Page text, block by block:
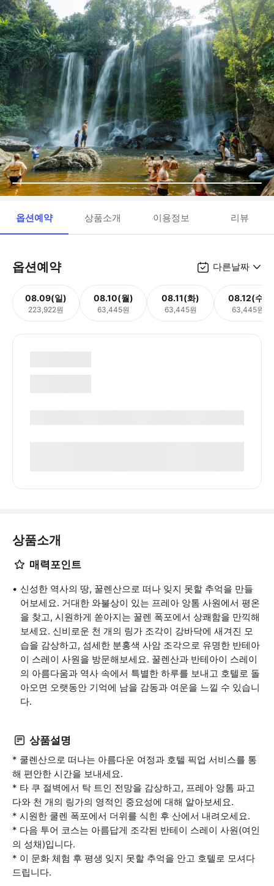
옵션예약 상품소개 이용정보 리뷰
옵션예약 다른날짜
08.09(일)
223,922원
08.10(월)
63,445원
08.11(화)
63,445원
08.12(수)
63,445원
상품소개
매력포인트
신성한 역사의 땅, 꿀렌산으로 떠나 잊지 못할 추억을 만들
어보세요. 거대한 와불상이 있는 프레아 앙톰 사원에서 평온
을 찾고, 시원하게 쏟아지는 꿀렌 폭포에서 상쾌함을 만끽해
보세요. 신비로운 천 개의 링가 조각이 강바닥에 새겨진 모
습을 감상하고, 섬세한 분홍색 사암 조각으로 유명한 반테아
이 스레이 사원을 방문해보세요. 꿀렌산과 반테아이 스레이
의 아름다움과 역사 속에서 특별한 하루를 보내고 호텔로 돌
아오면 오랫동안 기억에 남을 감동과 여운을 느낄 수 있습니
다.
상품설명
* 쿨렌산으로 떠나는 아름다운 여정과 호텔 픽업 서비스를 통
해 편안한 시간을 보내세요.
* 타 쿠 절벽에서 탁 트인 전망을 감상하고, 프레아 앙톰 파고
다와 천 개의 링가의 영적인 중요성에 대해 알아보세요.
* 시원한 쿨렌 폭포에서 더위를 식힌 후 산에서 내려오세요.
* 다음 투어 코스는 아름답게 조각된 반테이 스레이 사원(여인
의 성채)입니다.
* 이 문화 체험 후 평생 잊지 못할 추억을 안고 호텔로 모셔다
드립니다.